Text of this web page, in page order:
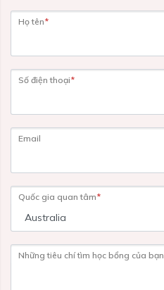
Họ tên*
Số điện thoại*
Email
Quốc gia quan tâm*
Những tiêu chí tìm học bổng của bạn